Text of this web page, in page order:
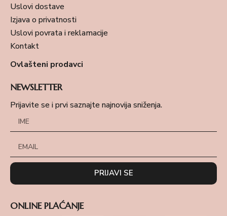
Uslovi dostave
Izjava o privatnosti
Uslovi povrata i reklamacije
Kontakt
Ovlašteni prodavci
NEWSLETTER
Prijavite se i prvi saznajte najnovija sniženja.
PRIJAVI SE
ONLINE PLAĆANJE